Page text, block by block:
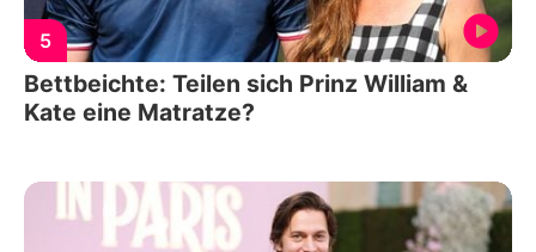
5
Bettbeichte: Teilen sich Prinz William &
Kate eine Matratze?